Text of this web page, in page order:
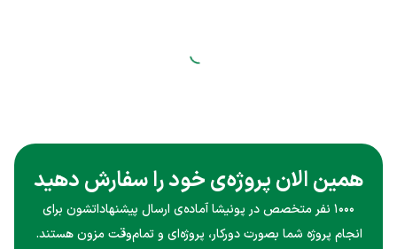
همین الان پروژه‌ی خود را سفارش دهید
۱۰۰۰ نفر متخصص در پونیشا آماده‌ی ارسال پیشنهاداتشون برای
انجام پروژه شما بصورت دورکار، پروژه‌ای و تمام‌وقت مزون هستند.